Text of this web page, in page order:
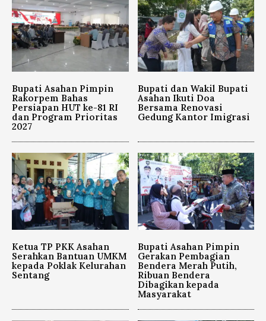
Bupati Asahan Pimpin
Rakorpem Bahas
Persiapan HUT ke-81 RI
dan Program Prioritas
2027
Bupati dan Wakil Bupati
Asahan Ikuti Doa
Bersama Renovasi
Gedung Kantor Imigrasi
Ketua TP PKK Asahan
Serahkan Bantuan UMKM
kepada Poklak Kelurahan
Sentang
Bupati Asahan Pimpin
Gerakan Pembagian
Bendera Merah Putih,
Ribuan Bendera
Dibagikan kepada
Masyarakat